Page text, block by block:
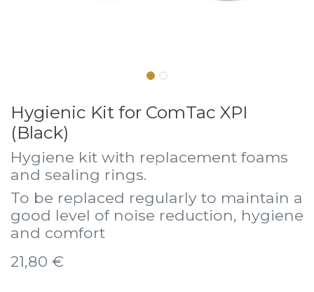
Hygienic Kit for ComTac XPI
(Black)
Hygiene kit with replacement foams
and sealing rings.
To be replaced regularly to maintain a
good level of noise reduction, hygiene
and comfort
21,80 €